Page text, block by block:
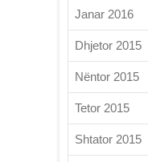
Janar 2016
Dhjetor 2015
Nëntor 2015
Tetor 2015
Shtator 2015